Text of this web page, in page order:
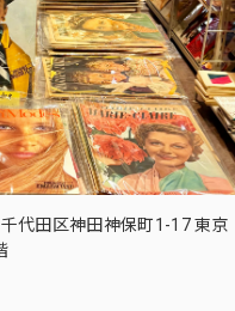
代田区神田神保町1-17 東京